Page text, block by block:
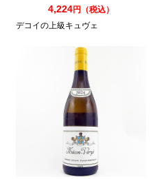
4,224円（税込）
デコイの上級キュヴェ